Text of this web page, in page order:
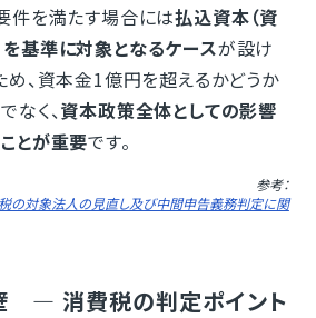
件を満たす場合には払込資本（資
基準に対象となるケースが設け
め、資本金1億円を超えるかどうか
なく、資本政策全体としての影響
とが重要です。
参考：
の対象法人の見直し及び中間申告義務判定に関
― 消費税の判定ポイント